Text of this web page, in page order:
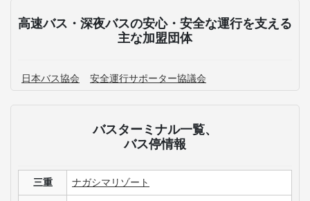
高速バス・深夜バスの安心・安全な運行を支える
主な加盟団体
日本バス協会 安全運行サポーター協議会
バスターミナル一覧、
バス停情報
三重 ナガシマリゾート